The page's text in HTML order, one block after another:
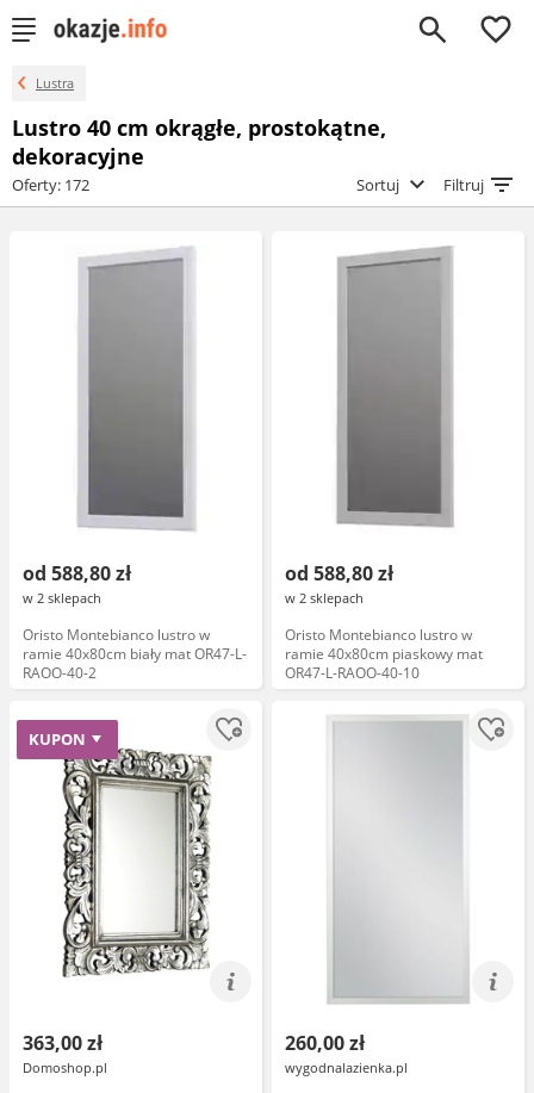
0
Lustra
Lustro 40 cm okrągłe, prostokątne,
dekoracyjne
Oferty: 172 Sortuj Filtruj
od 588,80 zł
w 2 sklepach
Oristo Montebianco lustro w
ramie 40x80cm biały mat OR47-L-
RAOO-40-2
od 588,80 zł
w 2 sklepach
Oristo Montebianco lustro w
ramie 40x80cm piaskowy mat
OR47-L-RAOO-40-10
KUPON
363,00 zł
Domoshop.pl
260,00 zł
wygodnalazienka.pl